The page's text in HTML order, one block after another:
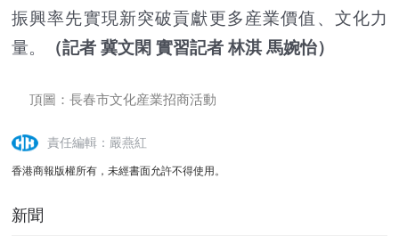
振興率先實現新突破貢獻更多産業價值、文化力
量。
（記者 冀文閑 實習記者 林淇 馬婉怡）
頂圖：長春市文化産業招商活動
責任編輯：嚴燕紅
香港商報版權所有，未經書面允許不得使用。
新聞